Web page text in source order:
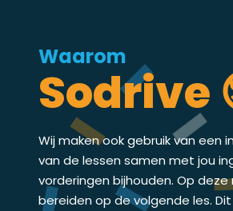
Waarom
Sodrive
Wij maken ook gebruik van
van de lessen samen met jou
vorderingen bijhouden. Op
bereiden op de volgende les.